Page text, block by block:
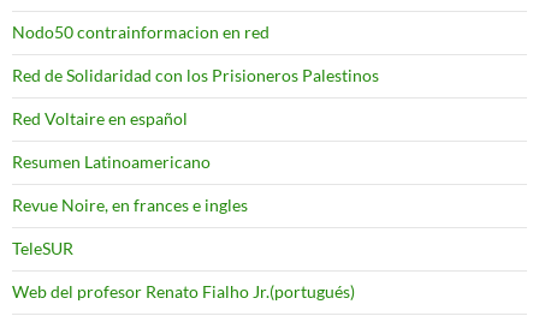
Nodo50 contrainformacion en red
Red de Solidaridad con los Prisioneros Palestinos
Red Voltaire en español
Resumen Latinoamericano
Revue Noire, en frances e ingles
TeleSUR
Web del profesor Renato Fialho Jr.(portugués)